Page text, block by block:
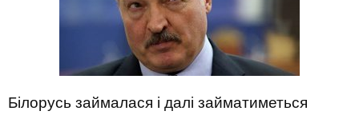
Білорусь займалася і далі займатиметься